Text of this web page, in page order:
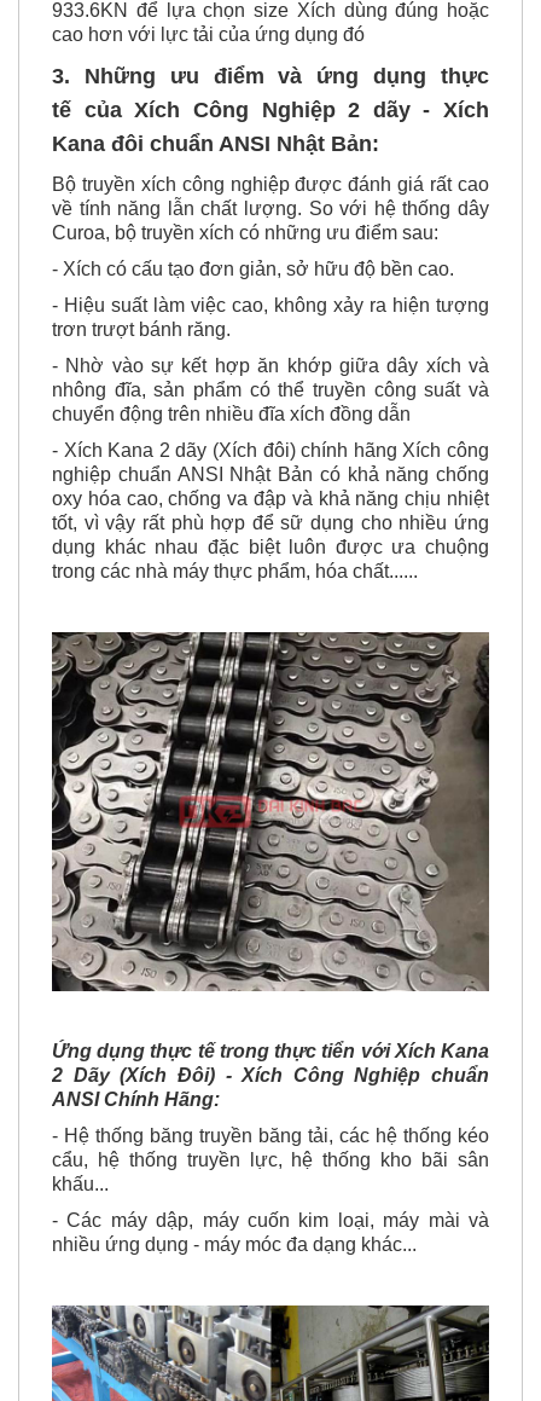
Và có thể tham khảo lực Momen từ 10KN đến
933.6KN để lựa chọn size Xích dùng đúng hoặc
cao hơn với lực tải của ứng dụng đó
3. Những ưu điểm và ứng dụng thực
tế của Xích Công Nghiệp 2 dãy - Xích
Kana đôi chuẩn ANSI Nhật Bản:
Bộ truyền xích công nghiệp được đánh giá rất cao
về tính năng lẫn chất lượng. So với hệ thống dây
Curoa, bộ truyền xích có những ưu điểm sau:
- Xích có cấu tạo đơn giản, sở hữu độ bền cao.
- Hiệu suất làm việc cao, không xảy ra hiện tượng
trơn trượt bánh răng.
- Nhờ vào sự kết hợp ăn khớp giữa dây xích và
nhông đĩa, sản phẩm có thể truyền công suất và
chuyển động trên nhiều đĩa xích đồng dẫn
- Xích Kana 2 dãy (Xích đôi) chính hãng Xích công
nghiệp chuẩn ANSI Nhật Bản có khả năng chống
oxy hóa cao, chống va đập và khả năng chịu nhiệt
tốt, vì vậy rất phù hợp để sữ dụng cho nhiều ứng
dụng khác nhau đặc biệt luôn được ưa chuộng
Ứng dụng thực tế trong thực tiển với Xích Kana
2 Dãy (Xích Đôi) - Xích Công Nghiệp chuẩn
ANSI Chính Hãng:
- Hệ thống băng truyền băng tải, các hệ thống kéo
cẩu, hệ thống truyền lực, hệ thống kho bãi sân
khấu...
- Các máy dập, máy cuốn kim loại, máy mài và